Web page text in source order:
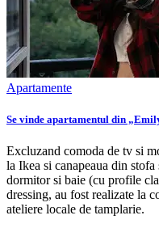
Apartamente
Se vinde apartamentul din
Excluzand comoda de tv si
la Ikea si canapeaua din
dormitor si baie (cu profile
dressing, au fost realizate la
ateliere locale de tamplarie.